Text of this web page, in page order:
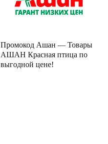
Промокод Ашан — Товары
АШАН Красная птица по
выгодной цене!